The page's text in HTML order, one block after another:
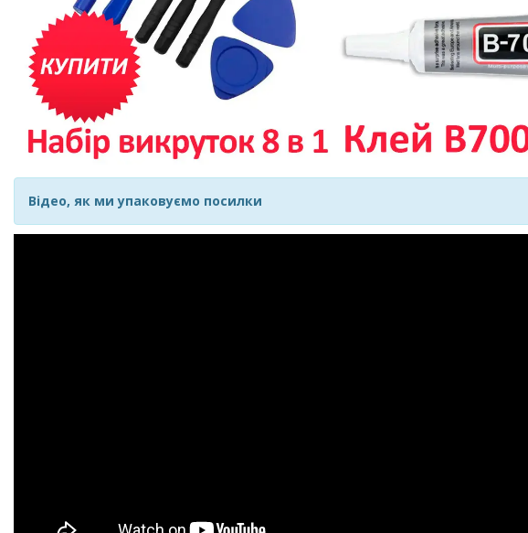
Відео, як ми упаковуємо посилки